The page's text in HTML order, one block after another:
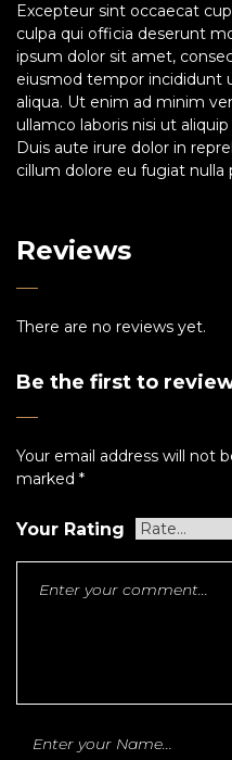
Excepteur sint occaecat
culpa qui officia deserunt
ipsum dolor sit amet,
eiusmod tempor incididunt
aliqua. Ut enim ad minim
ullamco laboris nisi ut
Duis aute irure dolor in
cillum dolore eu fugiat nulla
Reviews
There are no reviews yet.
Be the first to
Your email address will not
marked *
Your Rating